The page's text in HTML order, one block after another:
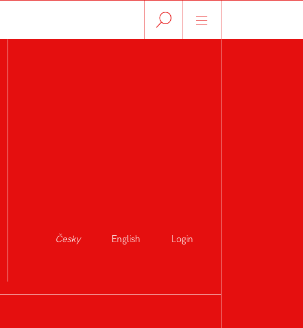
Česky English Login